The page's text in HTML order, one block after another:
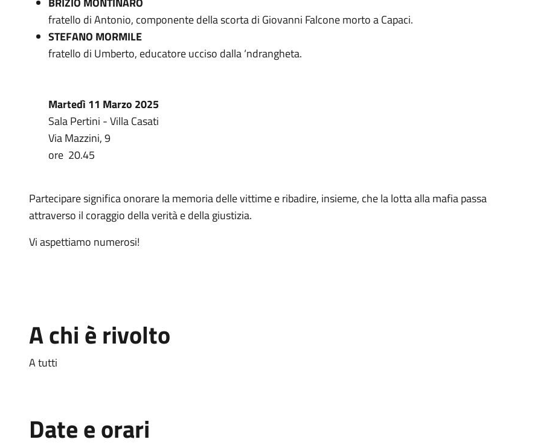
fratello di Antonio, componente della scorta di Giovanni Falcone morto a Capaci.
STEFANO MORMILE
fratello di Umberto, educatore ucciso dalla ‘ndrangheta.
Martedì 11 Marzo 2025
Sala Pertini - Villa Casati
Via Mazzini, 9
ore 20.45
Partecipare significa onorare la memoria delle vittime e ribadire, insieme, che la lotta alla mafia passa
attraverso il coraggio della verità e della giustizia.
Vi aspettiamo numerosi!
A chi è rivolto
A tutti
Date e orari